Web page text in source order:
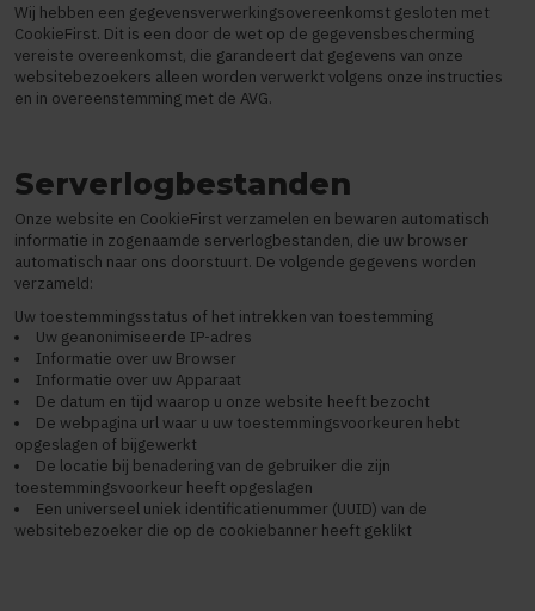
Wij hebben een gegevensverwerkingsovereenkomst gesloten met
CookieFirst. Dit is een door de wet op de gegevensbescherming
vereiste overeenkomst, die garandeert dat gegevens van onze
websitebezoekers alleen worden verwerkt volgens onze instructies
en in overeenstemming met de AVG.
Serverlogbestanden
Onze website en CookieFirst verzamelen en bewaren automatisch
informatie in zogenaamde serverlogbestanden, die uw browser
automatisch naar ons doorstuurt. De volgende gegevens worden
verzameld:
Uw toestemmingsstatus of het intrekken van toestemming
Uw geanonimiseerde IP-adres
Informatie over uw Browser
Informatie over uw Apparaat
De datum en tijd waarop u onze website heeft bezocht
De webpagina url waar u uw toestemmingsvoorkeuren hebt
opgeslagen of bijgewerkt
De locatie bij benadering van de gebruiker die zijn
toestemmingsvoorkeur heeft opgeslagen
Een universeel uniek identificatienummer (UUID) van de
websitebezoeker die op de cookiebanner heeft geklikt